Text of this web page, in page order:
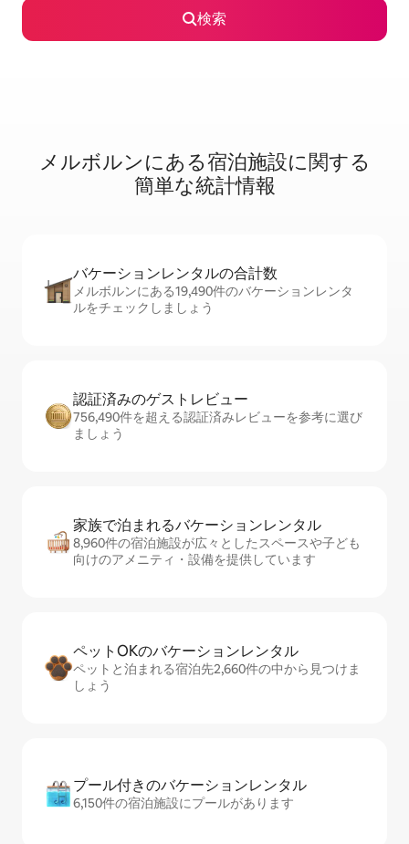
検索
メルボルンに⁠あ⁠る宿⁠泊⁠施⁠設⁠に関⁠す⁠る
簡⁠単⁠な統⁠計⁠情⁠報
バケーションレ⁠ン⁠タ⁠ル⁠の合⁠計⁠数
メルボルンにある19,490件のバケーションレンタ
ルをチェックしましょう
認証済みのゲ⁠ス⁠ト⁠レ⁠ビ⁠ュ⁠ー
756,490件を超える認証済みレビューを参考に選び
ましょう
家族で泊まれるバ⁠ケ⁠ー⁠シ⁠ョ⁠ンレ⁠ン⁠タ⁠ル
8,960件の宿泊施設が広々としたスペースや子ども
向けのアメニティ・設備を提供しています
ペットOKのバ⁠ケ⁠ー⁠シ⁠ョ⁠ンレ⁠ン⁠タ⁠ル
ペットと泊まれる宿泊先2,660件の中から見つけま
しょう
プール付きのバ⁠ケ⁠ー⁠シ⁠ョ⁠ンレ⁠ン⁠タ⁠ル
6,150件の宿泊施設にプールがあります